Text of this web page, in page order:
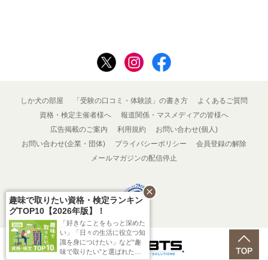
しか犬の部屋 「受験の口コミ・体験談」の書き方
よくあるご質問
資格・検定主催者様へ
報道関係・マスメディアの皆様へ
広告掲載のご案内
利用規約
お問い合わせ(個人)
お問い合わせ(企業・団体)
プライバシーポリシー
会員登録の解除
メールマガジンの配信停止
Powered by
趣味で取りたい資格・検定ランキン
グTOP10【2026年版】！
「好きなことをもっと深めた
い」「日々の生活に役立つ知
識を身につけたい」など“趣
味で取りたい”と選ばれた資
close